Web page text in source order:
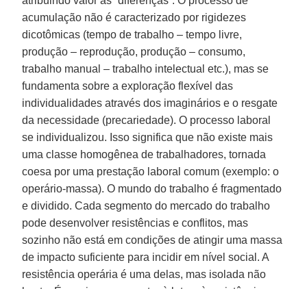
acumulação não é caracterizado por rigidezes
dicotômicas (tempo de trabalho – tempo livre,
produção – reprodução, produção – consumo,
trabalho manual – trabalho intelectual etc.), mas se
fundamenta sobre a exploração flexível das
individualidades através dos imaginários e o resgate
da necessidade (precariedade). O processo laboral
se individualizou. Isso significa que não existe mais
uma classe homogênea de trabalhadores, tornada
coesa por uma prestação laboral comum (exemplo: o
operário-massa). O mundo do trabalho é fragmentado
e dividido. Cada segmento do mercado do trabalho
pode desenvolver resistências e conflitos, mas
sozinho não está em condições de atingir uma massa
de impacto suficiente para incidir em nível social. A
resistência operária é uma delas, mas isolada não